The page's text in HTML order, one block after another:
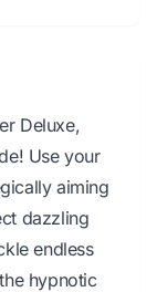
Deluxe,
Use your
aiming
dazzling
endless
hypnotic